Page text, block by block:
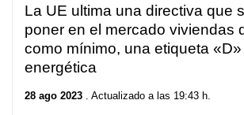
La UE ultima una directiva que
poner en el mercado viviendas
como mínimo, una etiqueta
energética
28 ago 2023 . Actualizado a las 19:43 h.